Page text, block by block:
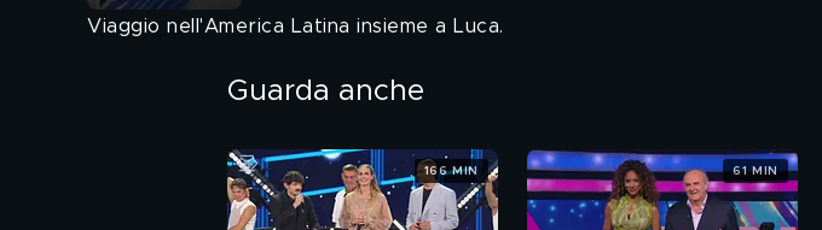
Viaggio nell'America Latina insieme a Luca.
Guarda anche
166 MIN 61 MIN